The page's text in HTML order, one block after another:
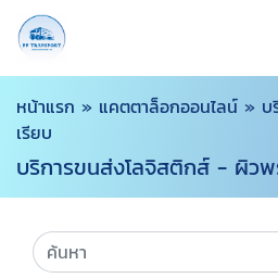
หน้าแรก » แคตตาล็อกออนไลน์ » บ
เรียบ
บริการขนส่งโลจิสติกส์ - ผิว